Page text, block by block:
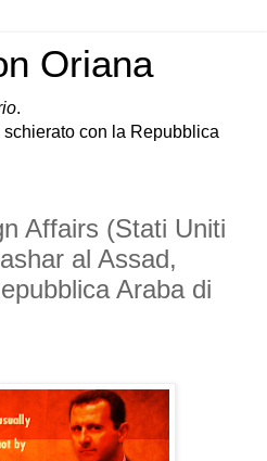
Oriana
.
con la Repubblica
Affairs (Stati Uniti
al Assad,
Araba di